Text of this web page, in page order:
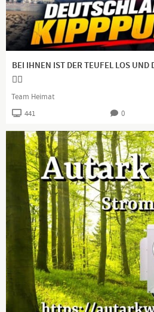
Channel
Kanal des Bundestagsabgeordneten
BEI IHNEN IST DER TEUFEL LOS UND
👍🏻
Team Heimat
441 0